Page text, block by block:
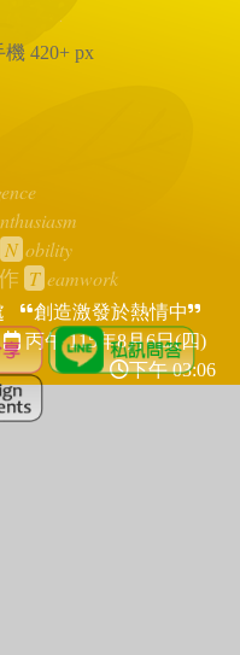
420+ px
nthusiasm
N obility
T eamwork
創造激發於熱情中
丙午 115年8月6日(四)
下午 03:06